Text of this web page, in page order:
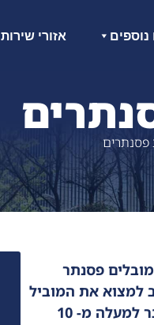
נוספים אזורי שירות
פסנתרים
פסנתר
למצוא את המוביל
הקמצועי ביותר ובעל הניסיון בהובלת פסתר. אנו בבאקו הובלות מתמחים בהובלטת כבר למעלה מ- 10